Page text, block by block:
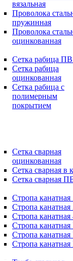
вязальная
Проволока
пружинная
Проволока
оцинкованная
Сетка рабица
Сетка рабица
оцинкованная
Сетка рабица с
полимерным
покрытием
Сетка сварная
оцинкованная
Сетка сварная в
Сетка сварная
Стропа
Стропа
Стропа
Стропа
Стропа
Стропа